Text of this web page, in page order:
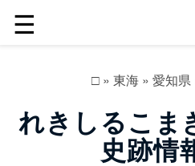
☰
□» 東海» 愛知県
れきしるこま
史跡情